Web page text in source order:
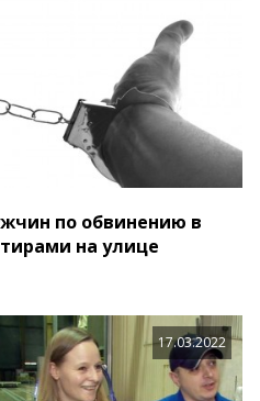
по обвинению в
на улице
17.03.2022